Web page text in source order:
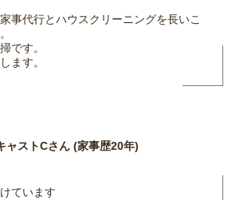
事代行とハウスクリーニングを長いこ
です。
ます。
ャストCさん (家事歴20年)
ています